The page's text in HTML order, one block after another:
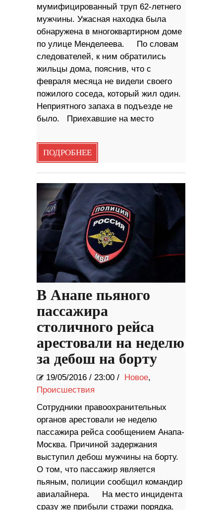
мумифицированный труп 62-летнего
мужчины. Ужасная находка была
обнаружена в многоквартирном доме
по улице Менделеева. По словам
следователей, к ним обратились
жильцы дома, пояснив, что с
февраля месяца не видели своего
пожилого соседа, который жил один.
Неприятного запаха в подъезде не
было. Приехавшие на место
ПОДРОБНЕЕ
В Анапе пьяного
пассажира
столичного рейса
арестовали на неделю
за дебош на борту
19/05/2016 / 23:00 / Новое,
Происшествия
Сотрудники правоохранительных
органов арестовали не неделю
пассажира рейса сообщением Анапа-
Москва. Причиной задержания
выступил дебош мужчины на борту.
О том, что пассажир является
пьяным, полиции сообщил командир
авиалайнера. На место инцидента
сразу же прибыли стражи порядка.